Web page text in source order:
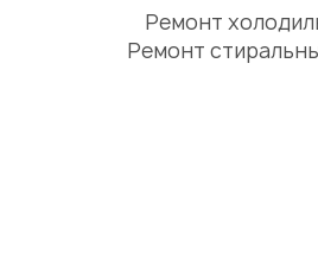
Ремонт
Ремонт